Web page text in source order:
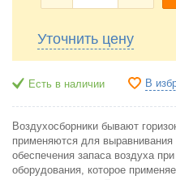
Уточнить цену
Есть в наличии В
Воздухосборники бывают
применяются для
обеспечения запаса воздуха
оборудования, которое